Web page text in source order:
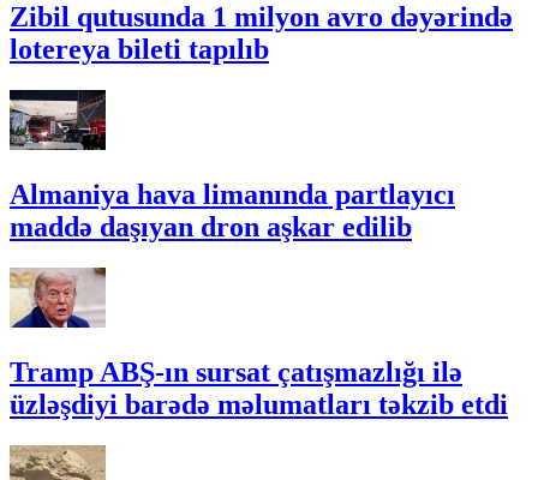
Zibil qutusunda 1 milyon avro dəyərində
lotereya bileti tapılıb
Almaniya hava limanında partlayıcı
maddə daşıyan dron aşkar edilib
Tramp ABŞ-ın sursat çatışmazlığı ilə
üzləşdiyi barədə məlumatları təkzib etdi